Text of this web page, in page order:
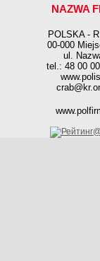
NAZWA
POLSKA -
00-000
ul.
tel.: 48 00